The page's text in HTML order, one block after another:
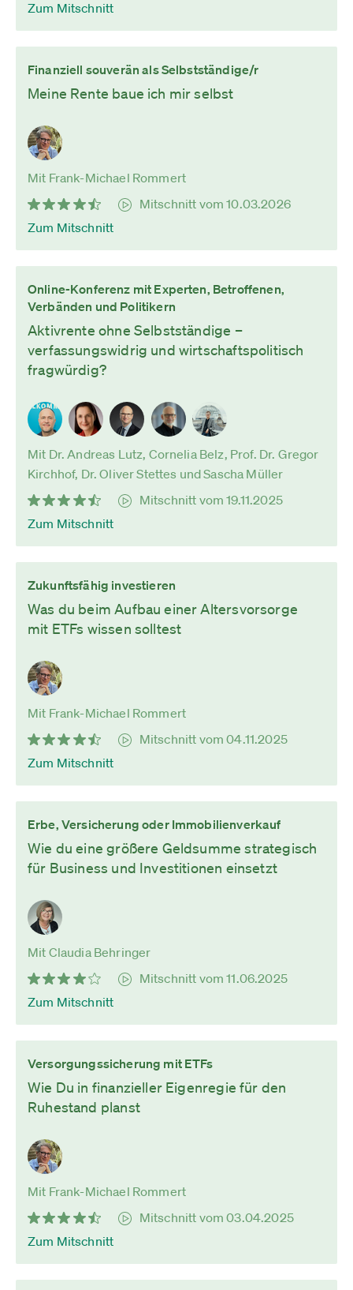
Zum Mitschnitt
Finanziell souverän als Selbstständige/r
Meine Rente baue ich mir selbst
Mit Frank-Michael Rommert
Mitschnitt vom 10.03.2026
Zum Mitschnitt
Online-Konferenz mit Experten, Betroffenen,
Verbänden und Politikern
Aktivrente ohne Selbstständige –
verfassungswidrig und wirtschaftspolitisch
fragwürdig?
Mit Dr. Andreas Lutz, Cornelia Belz, Prof. Dr. Gregor
Kirchhof, Dr. Oliver Stettes und Sascha Müller
Mitschnitt vom 19.11.2025
Zum Mitschnitt
Zukunftsfähig investieren
Was du beim Aufbau einer Altersvorsorge
mit ETFs wissen solltest
Mit Frank-Michael Rommert
Mitschnitt vom 04.11.2025
Zum Mitschnitt
Erbe, Versicherung oder Immobilienverkauf
Wie du eine größere Geldsumme strategisch
für Business und Investitionen einsetzt
Mit Claudia Behringer
Mitschnitt vom 11.06.2025
Zum Mitschnitt
Versorgungssicherung mit ETFs
Wie Du in finanzieller Eigenregie für den
Ruhestand planst
Mit Frank-Michael Rommert
Mitschnitt vom 03.04.2025
Zum Mitschnitt